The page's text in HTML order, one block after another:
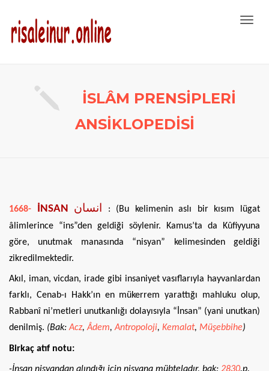
İSLÂM PRENSİPLERİ
ANSİKLOPEDİSİ
1668- İNSAN انسان
: (Bu kelimenin aslı bir kısım lügat
âlimlerince “ins”den geldiği söylenir. Kamus’ta da Kûfiyyuna
göre, unutmak manasında “nisyan” kelimesinden geldiği
zikredilmektedir.
Akıl, iman, vicdan, irade gibi insaniyet vasıflarıyla hayvanlardan
farklı, Cenab-ı Hakk’ın en mükerrem yarattığı mahluku olup,
Rabbanî ni’metleri unutkanlığı dolayısıyla “İnsan” (yani unutkan)
denilmiş. (Bak:Acz,Âdem,Antropoloji, Kemalat, Müşebbihe)
Birkaç atıf notu: